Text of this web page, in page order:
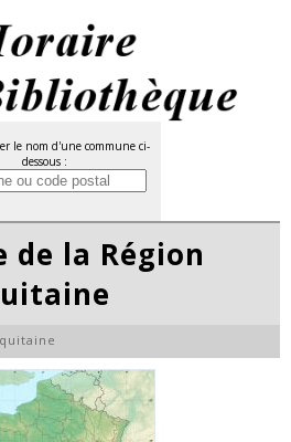
le nom d'une commune ci-
dessous :
de la Région